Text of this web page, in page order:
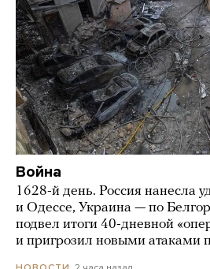
Война
1628-й день. Россия нанесла
и Одессе, Украина — по
подвел итоги 40-дневной
и пригрозил новыми атаками